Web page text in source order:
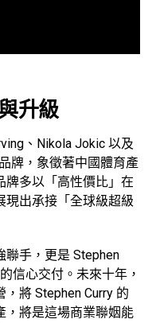
升級
、Nikola Jokic 以及
牌，象徵著中國體育產
牌多以「高性價比」在
現出承接「全球級超級
聯手，更是 Stephen
信心交付。未來十年，
將 Stephen Curry 的
，將是這場商業聯姻能